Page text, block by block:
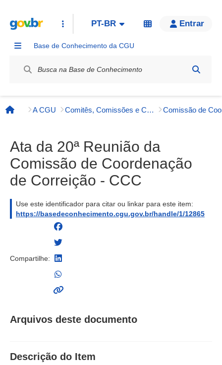
PT-BR Entrar
Base de Conhecimento da CGU
Página inicial
A CGU Comitês, Comissões e Conselhos
Ata da 20ª Reunião da
Comissão de Coordenação
de Correição - CCC
Use este identificador para citar ou linkar para este item:
https://basedeconhecimento.cgu.gov.br/handle/1/12865
Compartilhe:
Arquivos deste documento
Descrição do Item